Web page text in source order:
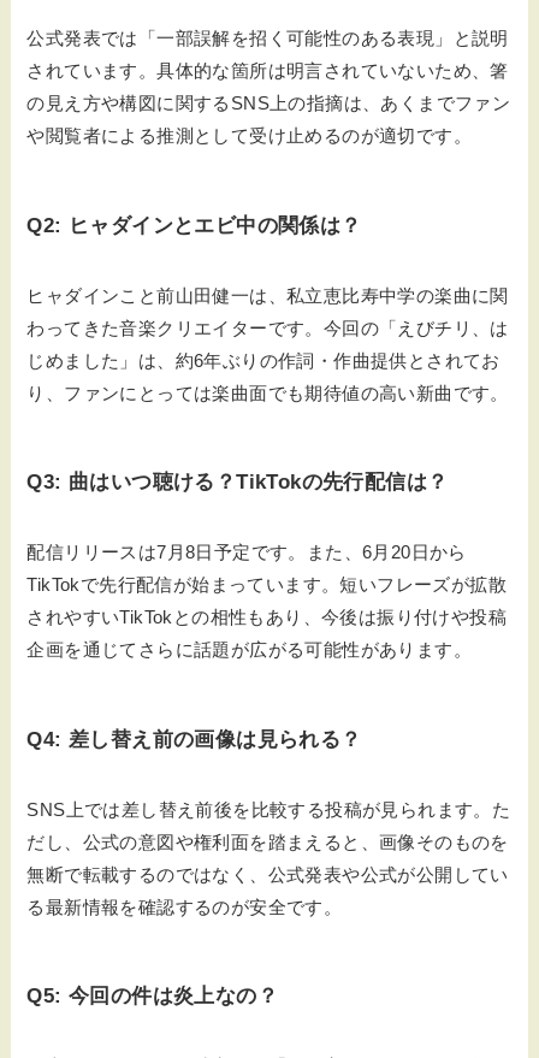
公式発表では「一部誤解を招く可能性のある表現」と説明
されています。具体的な箇所は明言されていないため、箸
の見え方や構図に関するSNS上の指摘は、あくまでファン
や閲覧者による推測として受け止めるのが適切です。
Q2: ヒャダインとエビ中の関係は？
ヒャダインこと前山田健一は、私立恵比寿中学の楽曲に関
わってきた音楽クリエイターです。今回の「えびチリ、は
じめました」は、約6年ぶりの作詞・作曲提供とされてお
り、ファンにとっては楽曲面でも期待値の高い新曲です。
Q3: 曲はいつ聴ける？TikTokの先行配信は？
配信リリースは7月8日予定です。また、6月20日から
TikTokで先行配信が始まっています。短いフレーズが拡散
されやすいTikTokとの相性もあり、今後は振り付けや投稿
企画を通じてさらに話題が広がる可能性があります。
Q4: 差し替え前の画像は見られる？
SNS上では差し替え前後を比較する投稿が見られます。た
だし、公式の意図や権利面を踏まえると、画像そのものを
無断で転載するのではなく、公式発表や公式が公開してい
る最新情報を確認するのが安全です。
Q5: 今回の件は炎上なの？